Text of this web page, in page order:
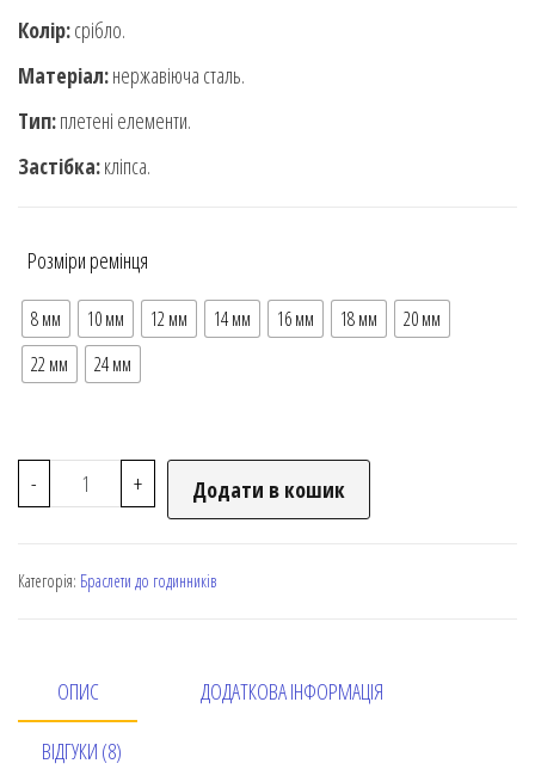
Колір:срібло.
Матеріал:нержавіюча сталь.
Тип:плетені елементи.
Застібка:кліпса.
Розміри ремінця
8 мм 10 мм 12 мм 14 мм 16 мм 18 мм
20 мм
22 мм
24 мм
- + Додати в кошик
Категорія: Браслети до годинників
ОПИС ДОДАТКОВА ІНФОРМАЦІЯ
ВІДГУКИ (8)